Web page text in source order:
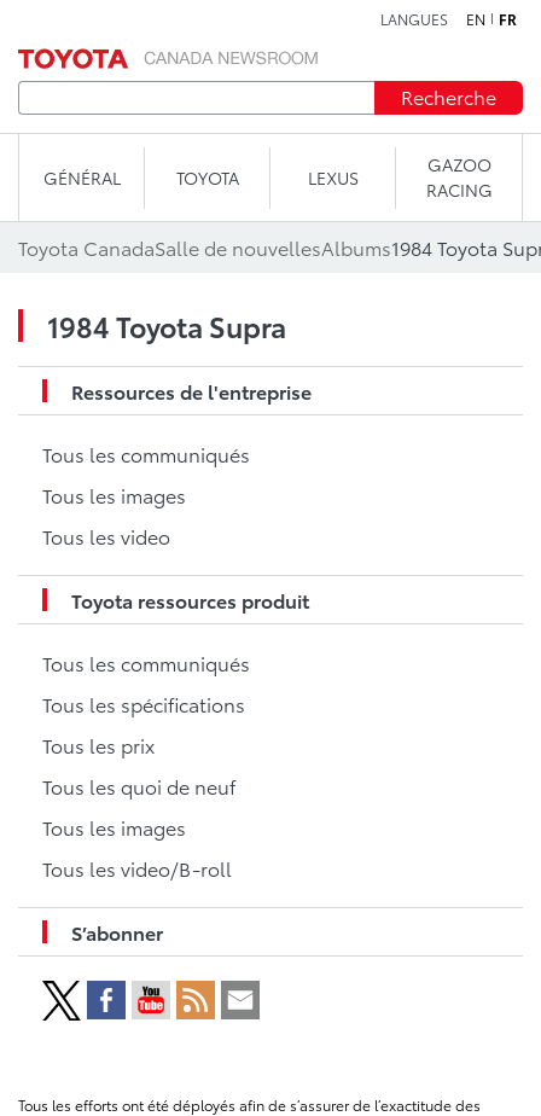
LANGUES EN FR
Recherche
GÉNÉRAL TOYOTA LEXUS
GAZOO
RACING
Toyota CanadaSalle de nouvellesAlbums1984 Toyota
1984 Toyota Supra
Ressources de l'entreprise
Tous les communiqués
Tous les images
Tous les video
Toyota ressources produit
Tous les communiqués
Tous les spécifications
Tous les prix
Tous les quoi de neuf
Tous les images
Tous les video/B-roll
S’abonner
Tous les efforts ont été déployés afin de s’assurer de l’exactitude des